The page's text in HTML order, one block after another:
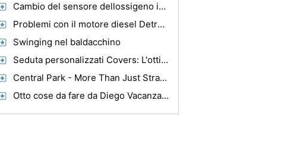
Cambio del sensore dellossigeno in una Chrysler Sebring
Problemi con il motore diesel Detroit Serie 60
Swinging nel baldacchino
Seduta personalizzati Covers: L'ottimo modo per aggiungere stile alla tua auto
Central Park - More Than Just Strawberry Fields Forever
Otto cose da fare da Diego Vacanza San